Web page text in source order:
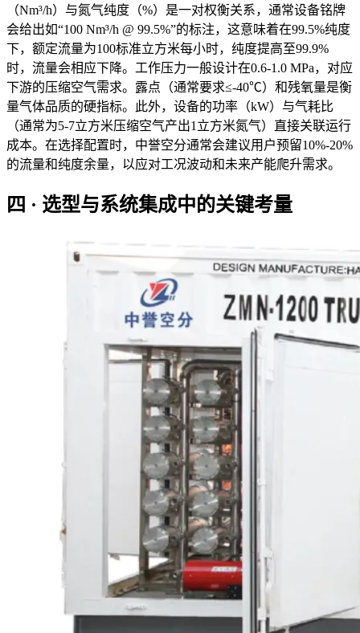
（Nm³/h）与氮气纯度（%）是一对权衡关系，通常设备铭牌
会给出如“100 Nm³/h @ 99.5%”的标注，这意味着在99.5%纯度
下，额定流量为100标准立方米每小时，纯度提高至99.9%
时，流量会相应下降。工作压力一般设计在0.6-1.0 MPa，对应
下游的压缩空气需求。露点（通常要求≤-40℃）和残氧量是衡
量气体品质的硬指标。此外，设备的功率（kW）与气耗比
（通常为5-7立方米压缩空气产出1立方米氮气）直接关联运行
成本。在选择配置时，中誉空分通常会建议用户预留10%-20%
的流量和纯度余量，以应对工况波动和未来产能爬升需求。
四 · 选型与系统集成中的关键考量